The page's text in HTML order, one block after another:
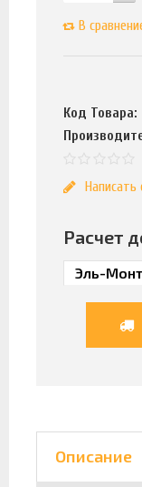
В
Код Товара:
Написать
Расчет
Описание